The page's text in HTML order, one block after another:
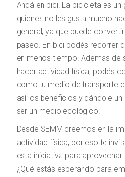
Andá en bici. La bicicleta es un
quienes no les gusta mucho
general, ya que puede
paseo. En bici podés recorrer
en menos tiempo. Además de
hacer actividad física, podés
como tu medio de transporte
así los beneficios y dándole un
ser un medio ecológico.
Desde SEMM creemos en la
actividad física, por eso te
esta iniciativa para aprovechar
¿Qué estás esperando para